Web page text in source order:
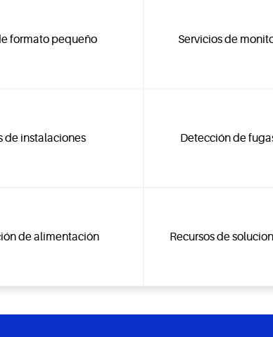
formato pequeño Servicios de
de instalaciones Detección de
de alimentación Recursos de